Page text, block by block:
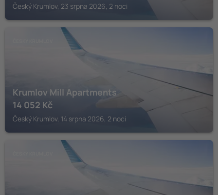
Český Krumlov, 23 srpna 2026, 2 noci
Krumlov Mill Apartments
14 052 Kč
Český Krumlov, 14 srpna 2026, 2 noci